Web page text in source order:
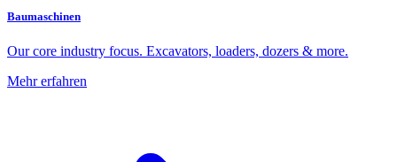
Baumaschinen
Our core industry focus. Excavators, loaders, dozers & more.
Mehr erfahren